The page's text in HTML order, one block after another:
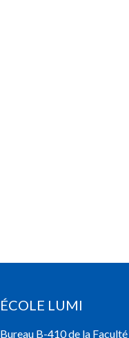
ÉCOLE LUMI
Bureau B-410 de la